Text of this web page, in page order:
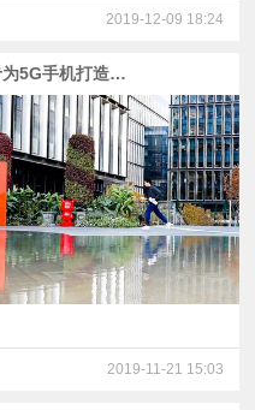
2019-12-09 18:24
雷军：小米未来工厂12月投产，专为5G手机打造，每分钟60台
2019-11-21 15:03